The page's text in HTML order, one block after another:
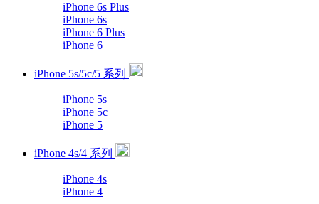
iPhone 6s Plus
iPhone 6s
iPhone 6 Plus
iPhone 6
iPhone 5s/5c/5 系列
iPhone 5s
iPhone 5c
iPhone 5
iPhone 4s/4 系列
iPhone 4s
iPhone 4